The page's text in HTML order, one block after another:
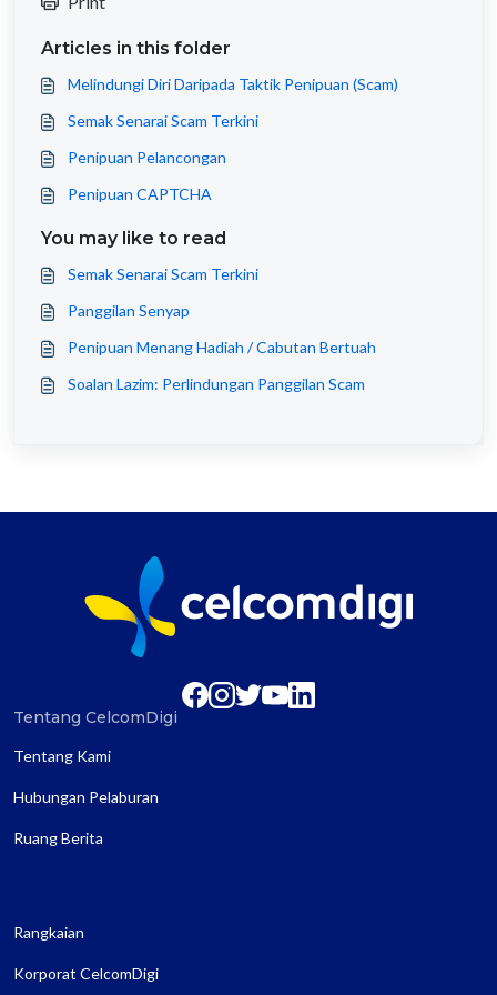
Articles in this folder
Melindungi Diri Daripada Taktik Penipuan (Scam)
Semak Senarai Scam Terkini
Penipuan Pelancongan
Penipuan CAPTCHA
You may like to read
Semak Senarai Scam Terkini
Panggilan Senyap
Penipuan Menang Hadiah / Cabutan Bertuah
Soalan Lazim: Perlindungan Panggilan Scam
Tentang CelcomDigi
Tentang Kami
Hubungan Pelaburan
Ruang Berita
Rangkaian
Korporat CelcomDigi